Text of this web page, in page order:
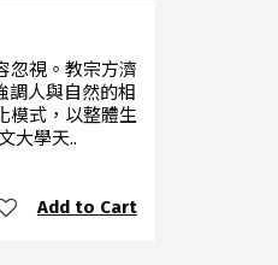
忽視。教宗方濟
調人與自然的相
模式，以整體生
大學天..
Add to Cart